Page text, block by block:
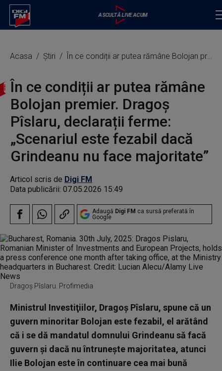
Acasa Știri În ce condiții ar putea rămâne Bolojan premier. Dragoș Pîslaru, declarații ferme: „Scenariul este fezabil dacă Grindeanu nu face majoritate”
În ce condiții ar putea rămâne
Bolojan premier. Dragoș
Pîslaru, declarații ferme:
„Scenariul este fezabil dacă
Grindeanu nu face majoritate”
Articol scris de Digi FM
Data publicării: 07.05.2026 15:49
Adaugă Digi FM ca sursă preferată în
Google
Dragoș Pîslaru. Profimedia
Ministrul Investiţiilor, Dragoş Pîslaru, spune că un
guvern minoritar Bolojan este fezabil, el arătând
că i se dă mandatul domnului Grindeanu să facă
guvern şi dacă nu întruneşte majoritatea, atunci
Ilie Bolojan este în continuare cea mai bună